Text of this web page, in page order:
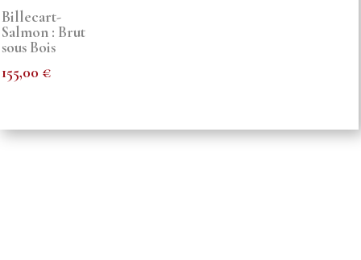
Billecart-
Salmon : Brut
sous Bois
155,00 €